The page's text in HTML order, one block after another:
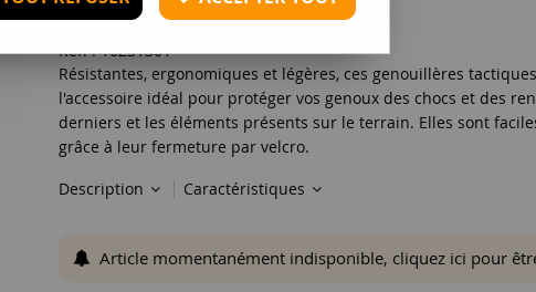
Réf. :16231301
Résistantes, ergonomiques et légères, ces genouillères
l'accessoire idéal pour protéger vos genoux des chocs et des
derniers et les éléments présents sur le terrain. Elles sont
grâce à leur fermeture par velcro.
Description
Caractéristiques
Article momentanément indisponible, cliquez ici pour